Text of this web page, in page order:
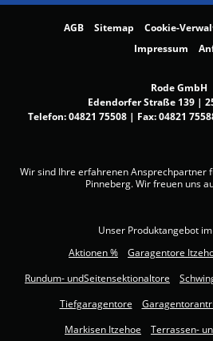
AGB Sitemap Cookie-
Impressum
Rode GmbH
Edendorfer Straße 139 |
Telefon:04821 75508 | Fax: 04821
Wir sind Ihre erfahrenen Ansprechpartner
Pinneberg. Wir freuen uns
Unser Produktangebot
Aktionen %
Garagentore
Rundum- undSeitensektionaltore
Tiefgaragentore
Markisen Itzehoe
Terrassen-